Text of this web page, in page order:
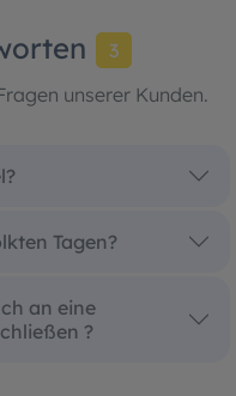
3
unserer Kunden.
Tagen?
an eine
?